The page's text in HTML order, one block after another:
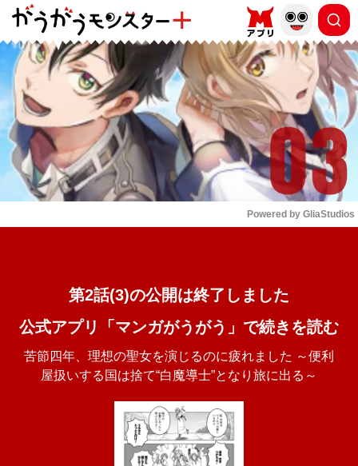
もっと読む
Powered by GliaStudios
第2話(3)の公開は終了しました
公式アプリ「マンガがうがう」で続きを読む
苦節四年、理想の聖女を演じるのに疲れました ～便利
屋扱いする国は捨て“白魔導士”となり旅に出る～